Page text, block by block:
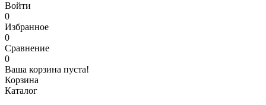
Войти
0
Избранное
0
Сравнение
0
Ваша корзина пуста!
Корзина
Каталог